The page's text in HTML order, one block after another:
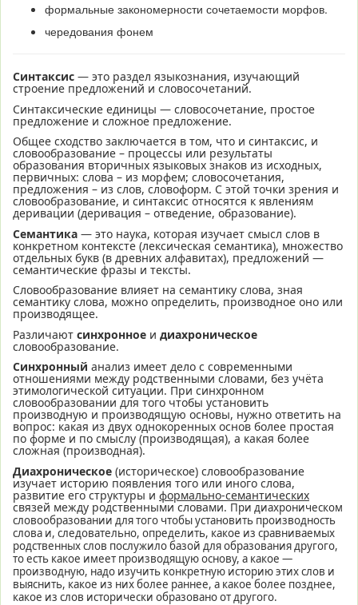
формальные закономерности сочетаемости морфов.
чередования фонем
Синтаксис — это раздел языкознания, изучающий
строение предложений и словосочетаний.
Синтаксические единицы — словосочетание, простое
предложение и сложное предложение.
Общее сходство заключается в том, что и синтаксис, и
словообразование – процессы или результаты
образования вторичных языковых знаков из исходных,
первичных: слова – из морфем; словосочетания,
предложения – из слов, словоформ. С этой точки зрения и
словообразование, и синтаксис относятся к явлениям
деривации (деривация – отведение, образование).
Семантика — это наука, которая изучает смысл слов в
конкретном контексте (лексическая семантика), множество
отдельных букв (в древних алфавитах), предложений —
семантические фразы и тексты.
Словообразование влияет на семантику слова, зная
семантику слова, можно определить, производное оно или
производящее.
Различают синхронное и диахроническое
словообразование.
Синхронный анализ имеет дело с современными
отношениями между родственными словами, без учёта
этимологической ситуации. При синхронном
словообразовании для того чтобы установить
производную и производящую основы, нужно ответить на
вопрос: какая из двух однокоренных основ более простая
по форме и по смыслу (производящая), а какая более
сложная (производная).
Диахроническое (историческое) словообразование
изучает историю появления того или иного слова,
развитие его структуры и формально-семантических
связей между родственными словами. При диахроническом
словообразовании для того чтобы установить производность
слова и, следовательно, определить, какое из сравниваемых
родственных слов послужило базой для образования другого,
то есть какое имеет производящую основу, а какое —
производную, надо изучить конкретную историю этих слов и
выяснить, какое из них более раннее, а какое более позднее,
какое из слов исторически образовано от другого.